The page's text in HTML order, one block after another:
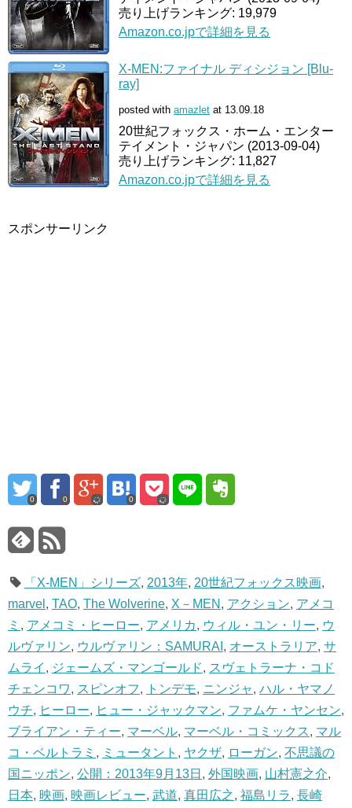
売り上げランキング: 19,979
Amazon.co.jpで詳細を見る
X-MEN:ファイナル ディシジョン [Blu-
ray]
posted with amazlet at 13.09.18
20世紀フォックス・ホーム・エンター
テイメント・ジャパン (2013-09-04)
売り上げランキング: 11,827
Amazon.co.jpで詳細を見る
スポンサーリンク
0 0 0
「X-MEN」シリーズ, 2013年, 20世紀フォックス映画,
marvel , TAO, The Wolverine, X－MEN , アクション, アメコ
ミ , アメコミ・ヒーロー, アメリカ, ウィル・ユン・リー, ウ
ルヴァリン, ウルヴァリン：SAMURAI , オーストラリア, サ
ムライ , ジェームズ・マンゴールド, スヴェトラーナ・コド
チェンコワ, スピンオフ, トンデモ, ニンジャ, ハル・ヤマノ
ウチ, ヒーロー, ヒュー・ジャックマン, ファムケ・ヤンセン,
ブライアン・ティー, マーベル, マーベル・コミックス, マル
コ・ベルトラミ , ミュータント , ヤクザ, ローガン, 不思議の
国ニッポン, 公開：2013年9月13日 , 外国映画, 山村憲之介,
日本, 映画, 映画レビュー, 武道, 真田広之, 福島リラ, 長崎